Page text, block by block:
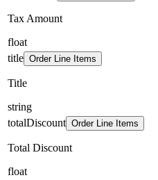
Tax Amount
float
title Order Line Items
Title
string
totalDiscount Order Line Items
Total Discount
float